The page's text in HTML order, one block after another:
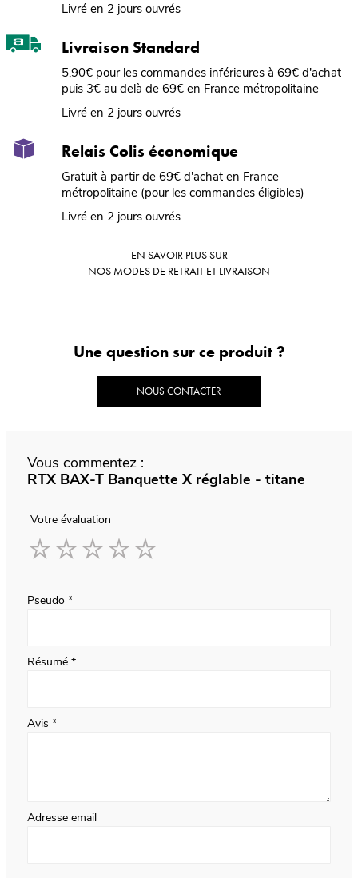
Livré en 2 jours ouvrés
Livraison Standard
5,90€ pour les commandes inférieures à 69€ d'achat
puis 3€ au delà de 69€ en France métropolitaine
Livré en 2 jours ouvrés
Relais Colis économique
Gratuit à partir de 69€ d'achat en France
métropolitaine (pour les commandes éligibles)
Livré en 2 jours ouvrés
EN SAVOIR PLUS SUR
NOS MODES DE RETRAIT ET LIVRAISON
Une question sur ce produit ?
NOUS CONTACTER
Vous commentez :
RTX BAX-T Banquette X réglable - titane
Votre évaluation
Pseudo
Résumé
Avis
Adresse email